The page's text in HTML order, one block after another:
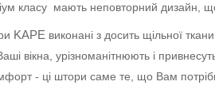
класу мають неповторний дизайн,
KAPE виконані з досить щільної
вікна, урізноманітнюють і
- ці штори саме те, що Вам